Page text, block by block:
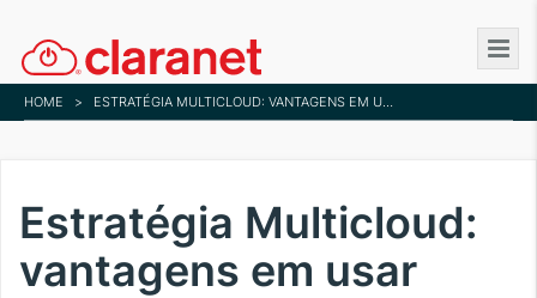
to
main
content
HOME > ESTRATÉGIA MULTICLOUD: VANTAGENS EM USAR
Estratégia Multicloud:
vantagens em usar